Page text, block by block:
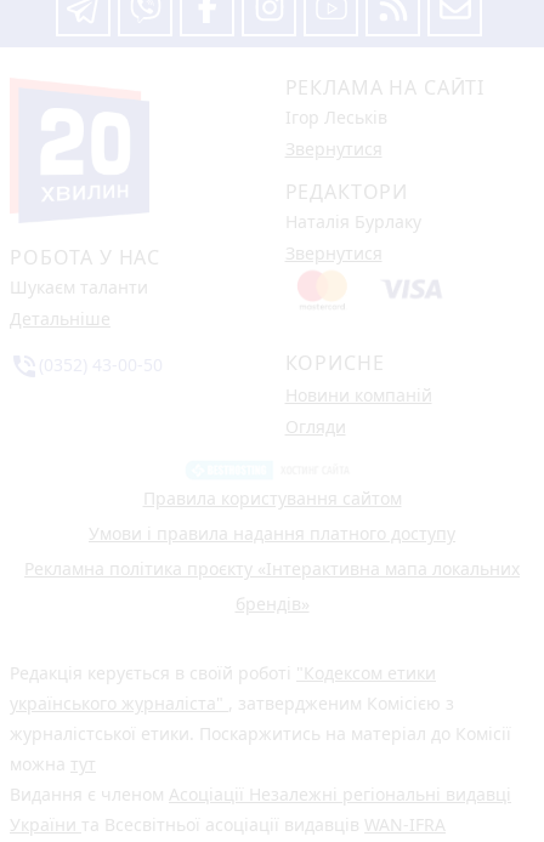
РОБОТА У НАС
Шукаєм таланти
Детальніше
РЕКЛАМА НА САЙТІ
Ігор Леськів
Звернутися
РЕДАКТОРИ
Наталія Бурлаку
Звернутися
КОРИСНЕ
Новини компаній
Огляди
Правила користування сайтом
Умови і правила надання платного доступу
Рекламна політика проєкту «Інтерактивна мапа локальних
брендів»
Редакція керується в своїй роботі "Кодексом етики
українського журналіста" , затвердженим Комісією з
журналістської етики. Поскаржитись на матеріал до Комісії
можна тут
Видання є членом Асоціації Незалежні регіональні видавці
України та Всесвітньої асоціації видавців WAN-IFRA